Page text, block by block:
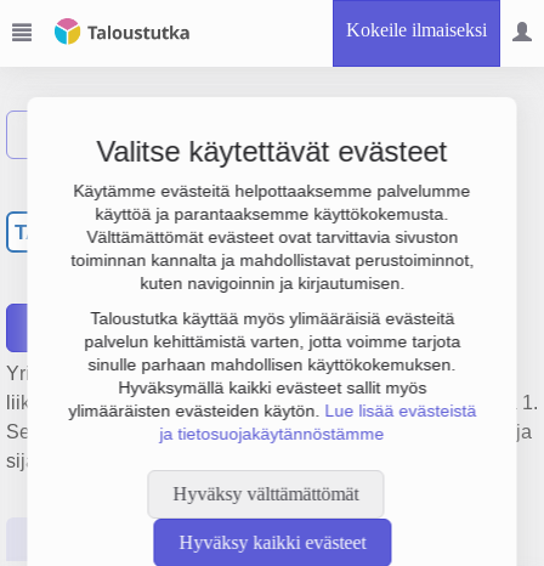
Kokeile ilmaiseksi
Valitse käytettävät evästeet
Käytämme evästeitä helpottaaksemme palvelumme
käyttöä ja parantaaksemme käyttökokemusta.
Välttämättömät evästeet ovat tarvittavia sivuston
toiminnan kannalta ja mahdollistavat perustoiminnot,
kuten navigoinnin ja kirjautumisen.
Taloustutka käyttää myös ylimääräisiä evästeitä
palvelun kehittämistä varten, jotta voimme tarjota
sinulle parhaan mahdollisen käyttökokemuksen.
Hyväksymällä kaikki evästeet sallit myös
ylimääräisten evästeiden käytön. Lue lisää evästeistä
ja tietosuojakäytännöstämme
Hyväksy välttämättömät
Hyväksy kaikki evästeet
TA
Toivoniemen
Asuntoyhtiöiden
Huoltokeskus Oy
Yrityksen Toivoniemen Asuntoyhtiöiden Huoltokeskus Oy
liikevaihto on 330 000 €, tulos -18 000 € ja henkilöstömäärä 1.
Sen päätoimiala on Kiinteistönhoito, perustamisvuosi 1978 ja
sijainti Oulu. Yrityksen yhtiömuoto Osakeyhtiö (OY).
Tilinpäätösluvut Päättäjätiedot